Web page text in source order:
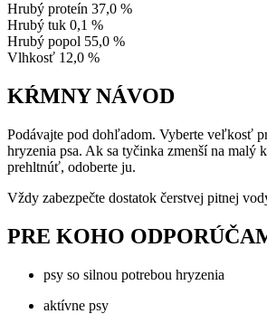
Hrubý proteín 37,0 %
Hrubý tuk 0,1 %
Hrubý popol 55,0 %
Vlhkosť 12,0 %
KŔMNY NÁVOD
Podávajte pod dohľadom. Vyberte veľkosť
hryzenia psa. Ak sa tyčinka zmenší na malý
prehltnúť, odoberte ju.
Vždy zabezpečte dostatok čerstvej pitnej
PRE KOHO
psy so silnou potrebou hryzenia
aktívne psy